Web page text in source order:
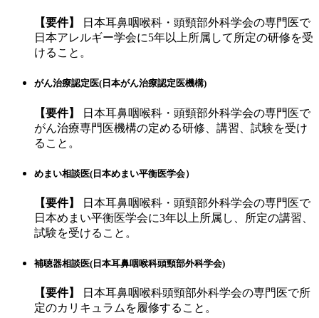
【要件】
日本耳鼻咽喉科・頭頸部外科学会の専門医で
日本アレルギー学会に5年以上所属して所定の研修を受
けること。
がん治療認定医(日本がん治療認定医機構)
【要件】
日本耳鼻咽喉科・頭頸部外科学会の専門医で
がん治療専門医機構の定める研修、講習、試験を受け
ること。
めまい相談医(日本めまい平衡医学会）
【要件】
日本耳鼻咽喉科・頭頸部外科学会の専門医で
日本めまい平衡医学会に3年以上所属し、所定の講習、
試験を受けること。
補聴器相談医(日本耳鼻咽喉科頭頸部外科学会)
【要件】
日本耳鼻咽喉科頭頸部外科学会の専門医で所
定のカリキュラム を履修すること。